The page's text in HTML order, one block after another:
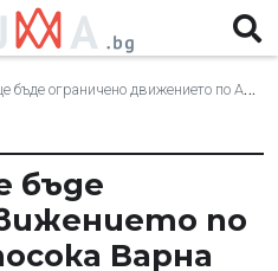
движението по АМ "Хемус" в посока Варна край Ябланица
бъде
по
Варна